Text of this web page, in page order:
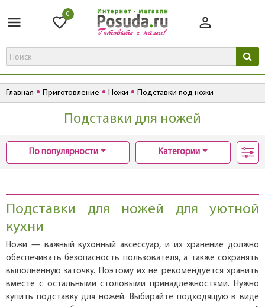
0
Главная Приготовление Ножи Подставки под ножи
Подставки для ножей
По популярности Категории
Подставки для ножей для уютной
кухни
Ножи — важный кухонный аксессуар, и их хранение должно
обеспечивать безопасность пользователя, а также сохранять
выполненную заточку. Поэтому их не рекомендуется хранить
вместе с остальными столовыми принадлежностями. Нужно
купить подставку для ножей. Выбирайте подходящую в виде